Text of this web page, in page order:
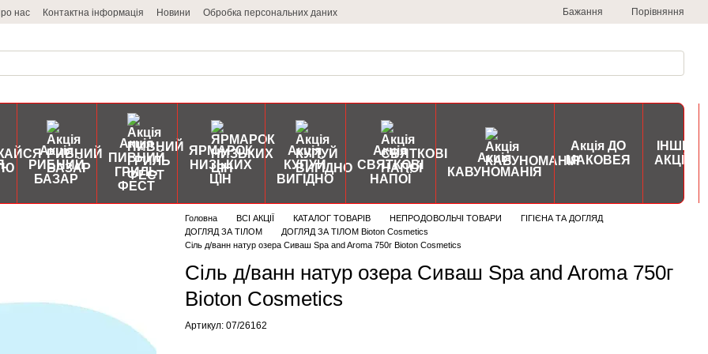
нас Контактна інформація Новини Обробка персональних даних Бажання Порівняння
Акція
РИБНИЙ
БАЗАР
Акція
ПИВНИЙ
ГРИЛЬ
ФЕСТ
ЯРМАРОК
НИЗЬКИХ
ЦІН
Акція
КУПУЙ
ВИГІДНО
Акція
СВЯТКОВІ
НАПОЇ
Акція
КАВУНОМАНІЯ
Акція ДО
МАКОВЕЯ
ІНШІ
АКЦІЇ
Головна ВСІ АКЦІЇ КАТАЛОГ ТОВАРІВ НЕПРОДОВОЛЬЧІ ТОВАРИ
ГІГІЄНА ТА ДОГЛЯД
ДОГЛЯД ЗА ТІЛОМ
ДОГЛЯД ЗА ТІЛОМ Bioton Cosmetics
Сіль д/ванн натур озера Сиваш Spa and Aroma 750г Bioton Cosmetics
Сіль д/ванн натур озера Сиваш Spa and Aroma 750г
Bioton Cosmetics
Артикул: 07/26162